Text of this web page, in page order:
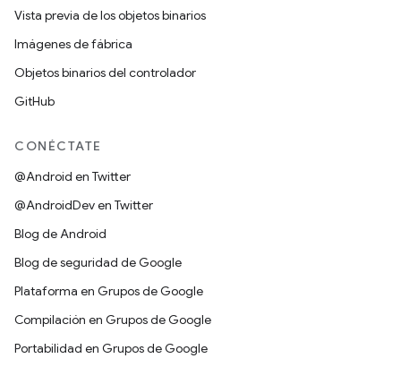
Vista previa de los objetos binarios
Imágenes de fábrica
Objetos binarios del controlador
GitHub
CONÉCTATE
@Android en Twitter
@AndroidDev en Twitter
Blog de Android
Blog de seguridad de Google
Plataforma en Grupos de Google
Compilación en Grupos de Google
Portabilidad en Grupos de Google